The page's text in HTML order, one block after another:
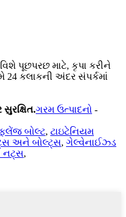
પૂછપરછ માટે, કૃપા કરીને
કલાકની અંદર સંપર્કમાં
સુરક્ષિત.ગરમ ઉત્પાદનો -
બોલ્ટ, ટાઇટેનિયમ
અને બોલ્ટ્સ, ગેલ્વેનાઈઝ્ડ
નટ્સ,